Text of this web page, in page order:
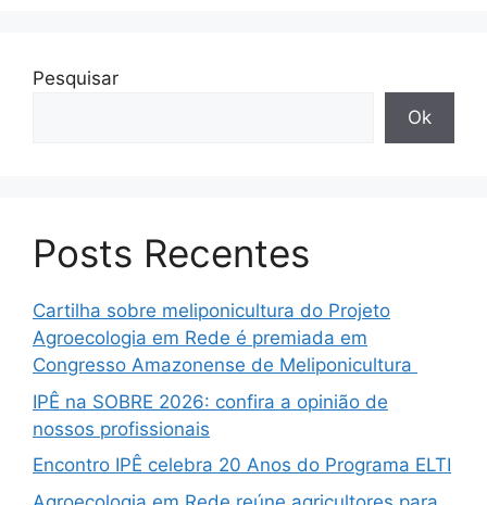
Pesquisar
Ok
Posts Recentes
Cartilha sobre meliponicultura do Projeto
Agroecologia em Rede é premiada em
Congresso Amazonense de Meliponicultura
IPÊ na SOBRE 2026: confira a opinião de
nossos profissionais
Encontro IPÊ celebra 20 Anos do Programa ELTI